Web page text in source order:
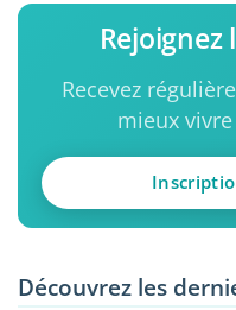
Recevez
mieux
Découvrez les